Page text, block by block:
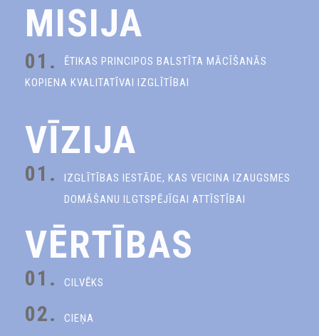
MISIJA
01.
ĒTIKAS PRINCIPOS BALSTĪTA MĀCĪŠANĀS
KOPIENA KVALITATĪVAI IZGLĪTĪBAI
VĪZIJA
01.
IZGLĪTĪBAS IESTĀDE, KAS VEICINA IZAUGSMES
DOMĀŠANU ILGTSPĒJĪGAI ATTĪSTĪBAI
VĒRTĪBAS
01. CILVĒKS
02. CIEŅA